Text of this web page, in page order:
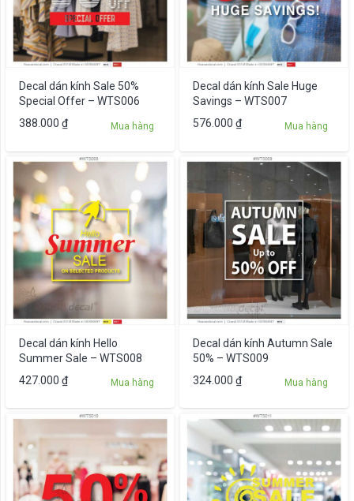
Decal dán kính Sale 50%
Special Offer – WTS006
388.000 ₫ Mua hàng
Decal dán kính Sale Huge
Savings – WTS007
576.000 ₫ Mua hàng
Decal dán kính Hello
Summer Sale – WTS008
427.000 ₫ Mua hàng
Decal dán kính Autumn Sale
50% – WTS009
324.000 ₫ Mua hàng